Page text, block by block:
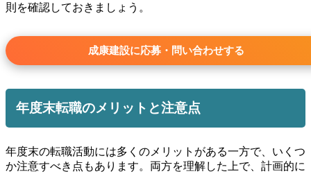
則を確認しておきましょう。
成康建設に応募・問い合わせする
年度末転職のメリットと注意点
年度末の転職活動には多くのメリットがある一方で、いくつ
か注意すべき点もあります。両方を理解した上で、計画的に